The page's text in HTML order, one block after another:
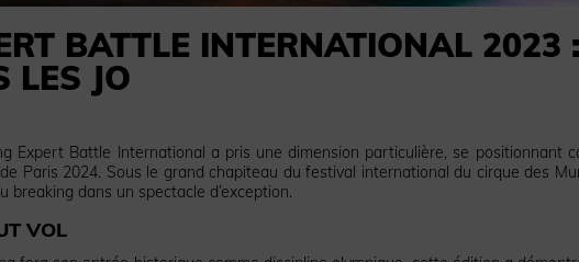
BATTLE INTERNATIONAL 2023 :
LES JO
Expert Battle International a pris une dimension particulière, se positionnant
Paris 2024. Sous le grand chapiteau du festival international du cirque des
breaking dans un spectacle d’exception.
VOL